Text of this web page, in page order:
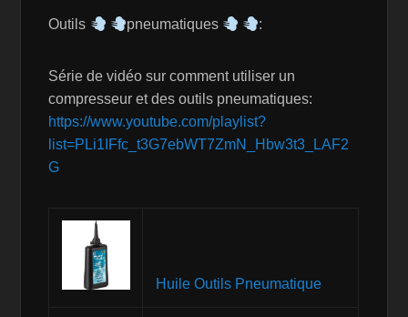
Outils pneumatiques :
Série de vidéo sur comment utiliser un
compresseur et des outils pneumatiques:
https://www.youtube.com/playlist?
list=PLi1IFfc_t3G7ebWT7ZmN_Hbw3t3_LAF2
G
Huile Outils Pneumatique